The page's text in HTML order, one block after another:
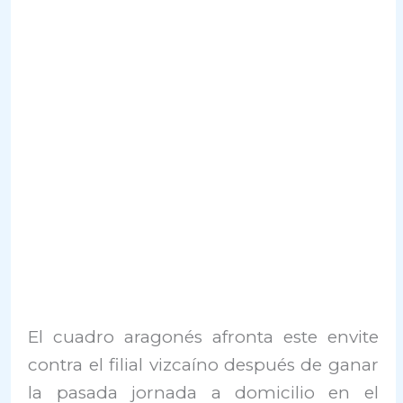
El cuadro aragonés afronta este envite
contra el filial vizcaíno después de ganar
la pasada jornada a domicilio en el